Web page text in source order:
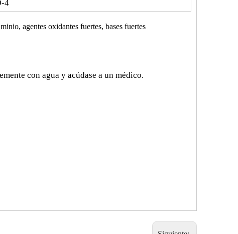
4
agentes oxidantes fuertes, bases fuertes
con agua y acúdase a un médico.